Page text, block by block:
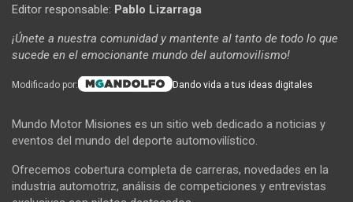
Editor responsable: Pablo Lizarraga
¡Únete a nuestra comunidad y mantente al tanto de todo lo que
sucede en el emocionante mundo del automovilismo!
Modificado por: Dando vida a tus ideas digitales
Mundo Motor Misiones es un sitio web dedicado a noticias y
eventos del mundo del deporte automovilístico.
Ofrecemos cobertura completa de carreras, novedades en la
industria automotriz, análisis de competiciones y entrevistas